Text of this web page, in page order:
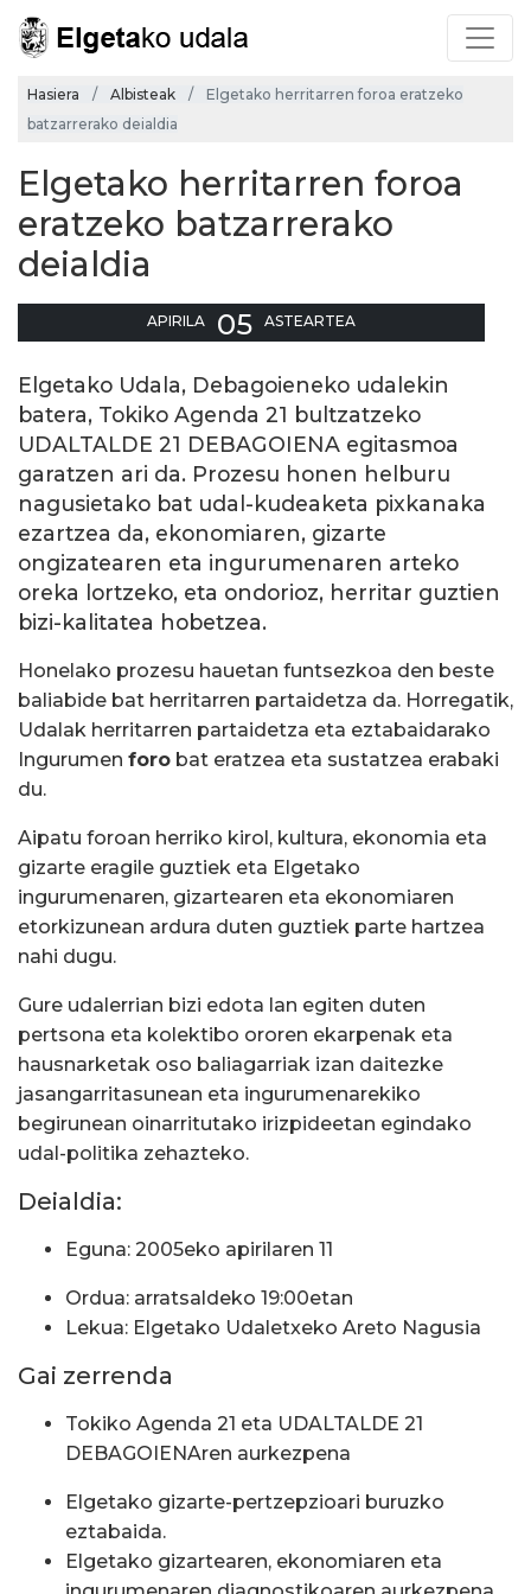
Hasiera Albisteak
Elgetako herritarren foroa eratzeko
batzarrerako deialdia
Elgetako herritarren foroa
eratzeko batzarrerako
deialdia
APIRILA 05 ASTEARTEA
Elgetako Udala, Debagoieneko udalekin
batera, Tokiko Agenda 21 bultzatzeko
UDALTALDE 21 DEBAGOIENA egitasmoa
garatzen ari da. Prozesu honen helburu
nagusietako bat udal-kudeaketa pixkanaka
ezartzea da, ekonomiaren, gizarte
ongizatearen eta ingurumenaren arteko
oreka lortzeko, eta ondorioz, herritar guztien
bizi-kalitatea hobetzea.
Honelako prozesu hauetan funtsezkoa den beste
baliabide bat herritarren partaidetza da. Horregatik,
Udalak herritarren partaidetza eta eztabaidarako
Ingurumen foro bat eratzea eta sustatzea erabaki
du.
Aipatu foroan herriko kirol, kultura, ekonomia eta
gizarte eragile guztiek eta Elgetako
ingurumenaren, gizartearen eta ekonomiaren
etorkizunean ardura duten guztiek parte hartzea
nahi dugu.
Gure udalerrian bizi edota lan egiten duten
pertsona eta kolektibo ororen ekarpenak eta
hausnarketak oso baliagarriak izan daitezke
jasangarritasunean eta ingurumenarekiko
begirunean oinarritutako irizpideetan egindako
udal-politika zehazteko.
Deialdia:
Eguna: 2005eko apirilaren 11
Ordua: arratsaldeko 19:00etan
Lekua: Elgetako Udaletxeko Areto Nagusia
Gai zerrenda
Tokiko Agenda 21 eta UDALTALDE 21
DEBAGOIENAren aurkezpena
Elgetako gizarte-pertzepzioari buruzko
eztabaida.
Elgetako gizartearen, ekonomiaren eta